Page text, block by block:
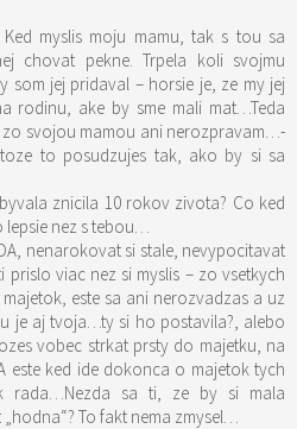
myslis moju mamu, tak s tou sa
chovat pekne. Trpela koli svojmu
som jej pridaval – horsie je, ze my jej
rodinu, ake by sme mali mat…Teda
zo svojou mamou ani nerozpravam…-
to posudzujes tak, ako by si sa
znicila 10 rokov zivota? Co ked
lepsie nez s tebou…
nenarokovat si stale, nevypocitavat
viac nez si myslis – zo vsetkych
este sa ani nerozvadzas a uz
je aj tvoja…ty si ho postavila?, alebo
vobec strkat prsty do majetku, na
este ked ide dokonca o majetok tych
rada…Nezda sa ti, ze by si mala
To fakt nema zmysel…